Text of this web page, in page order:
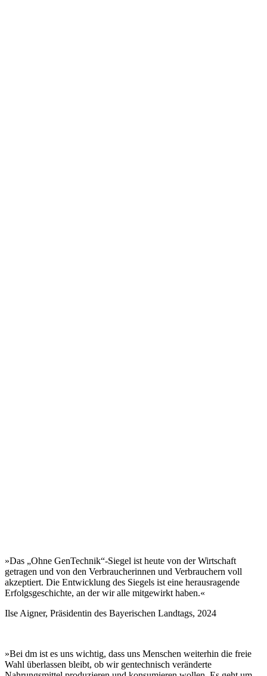
»Das „Ohne GenTechnik“-Siegel ist heute von der Wirtschaft
getragen und von den Verbraucherinnen und Verbrauchern voll
akzeptiert. Die Entwicklung des Siegels ist eine herausragende
Erfolgsgeschichte, an der wir alle mitgewirkt haben.«
Ilse Aigner, Präsidentin des Bayerischen Landtags, 2024
»Bei dm ist es uns wichtig, dass uns Menschen weiterhin die freie
Wahl überlassen bleibt, ob wir gentechnisch veränderte